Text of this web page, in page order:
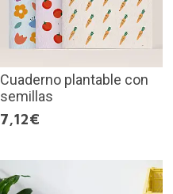
Cuaderno plantable con
semillas
7,12€